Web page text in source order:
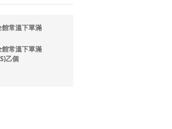
常溫下單滿
常溫下單滿
乙個